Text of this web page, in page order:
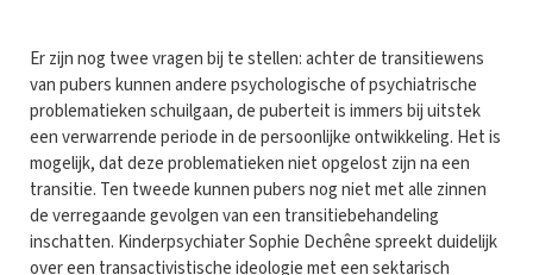
Er zijn nog twee vragen bij te stellen: achter de transitiewens
van pubers kunnen andere psychologische of psychiatrische
problematieken schuilgaan, de puberteit is immers bij uitstek
een verwarrende periode in de persoonlijke ontwikkeling. Het is
mogelijk, dat deze problematieken niet opgelost zijn na een
transitie. Ten tweede kunnen pubers nog niet met alle zinnen
de verregaande gevolgen van een transitiebehandeling
inschatten. Kinderpsychiater Sophie Dechêne spreekt duidelijk
over een transactivistische ideologie met een sektarisch